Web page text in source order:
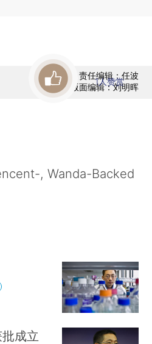
责任编辑：任波
版面编辑：刘明晖
1人赞赏
, Wanda-Backed
成立